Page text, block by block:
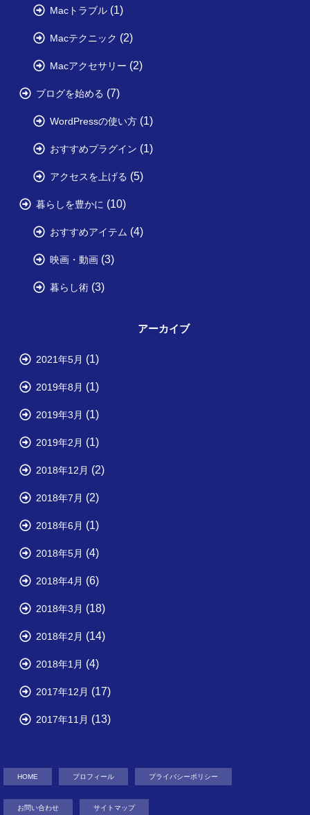
Macトラブル (1)
Macテクニック (2)
Macアクセサリー (2)
ブログを始める (7)
WordPressの使い方 (1)
おすすめプラグイン (1)
アクセスを上げる (5)
暮らしを豊かに (10)
おすすめアイテム (4)
映画・動画 (3)
暮らし術 (3)
アーカイブ
2021年5月 (1)
2019年8月 (1)
2019年3月 (1)
2019年2月 (1)
2018年12月 (2)
2018年7月 (2)
2018年6月 (1)
2018年5月 (4)
2018年4月 (6)
2018年3月 (18)
2018年2月 (14)
2018年1月 (4)
2017年12月 (17)
2017年11月 (13)
HOME プロフィール プライバシーポリシー
お問い合わせ サイトマップ